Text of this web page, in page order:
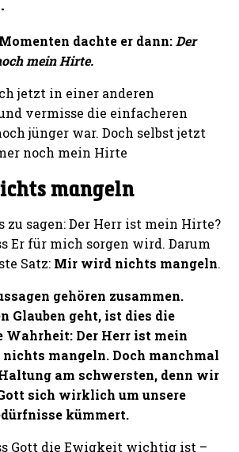
dachte er dann:Der
mein Hirte.
jetzt in einer anderen
vermisse die einfacheren
jünger war. Doch selbst jetzt
noch mein Hirte
mangeln
zu sagen: Der Herr ist mein Hirte?
Er für mich sorgen wird. Darum
Satz: Mir wird nichts mangeln.
gehören zusammen.
Glauben geht, ist dies die
Wahrheit: Der Herr ist mein
mangeln. Doch manchmal
am schwersten, denn wir
sich wirklich um unsere
kümmert.
Gott die Ewigkeit wichtig ist –